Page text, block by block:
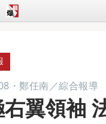
・ 鄭任南／綜合報導
翼領袖